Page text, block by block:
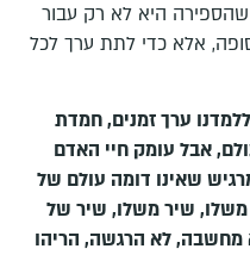
שהספירה היא לא רק עבור
אלא כדי לתת ערך לכל
ערך זמנים, חמדת
אבל עומק חיי האדם
שאינו דומה עולם של
משלו, שיר משלו, שיר של
מחשבה, לא הרגשה, הריהו